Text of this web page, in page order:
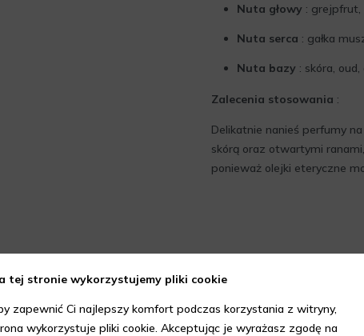
Nuta głowy : grejpfrut,
Nuta serca : gałka
Nuta bazy : skóra,
Zalecenia stosowania :
Delikatnie nanieś perfumy
skórą oraz otwartymi
ponieważ olejki eteryczne
tej stronie wykorzystujemy pliki cookie
zapewnić Ci najlepszy komfort podczas korzystania z witryny,
wykorzystuje pliki cookie. Akceptując je wyrażasz zgodę na